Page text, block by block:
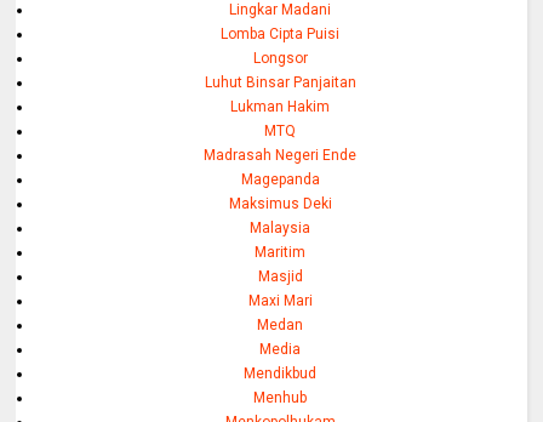
Lingkar Madani
Lomba Cipta Puisi
Longsor
Luhut Binsar Panjaitan
Lukman Hakim
MTQ
Madrasah Negeri Ende
Magepanda
Maksimus Deki
Malaysia
Maritim
Masjid
Maxi Mari
Medan
Media
Mendikbud
Menhub